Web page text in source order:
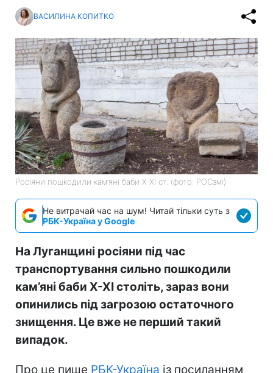
ВАСИЛИНА КОПИТКО
Росіяни пошкодили кам’яні баби X-XI ст. (фото: РОСзмі)
Не витрачай час на шум! Читай тільки суть з
РБК-Україна у Google
На Луганщині росіяни під час
транспортування сильно пошкодили
кам’яні баби X-XI століть, зараз вони
опинились під загрозою остаточного
знищення. Це вже не перший такий
випадок.
Про це пише РБК-Україна із посиланням